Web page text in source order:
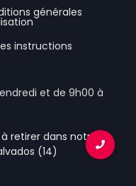
générales
instructions
et de 9h00 à
à retirer dans notre
(14)